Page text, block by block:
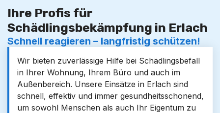
Ihre Profis für
Schädlingsbekämpfung in Erlach
Schnell reagieren – langfristig schützen!
Wir bieten zuverlässige Hilfe bei Schädlingsbefall
in Ihrer Wohnung, Ihrem Büro und auch im
Außenbereich. Unsere Einsätze in Erlach sind
schnell, effektiv und immer gesundheitsschonend,
um sowohl Menschen als auch Ihr Eigentum zu